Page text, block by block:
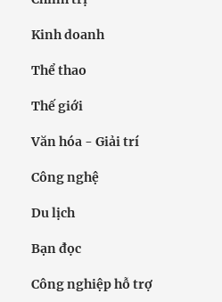
Kinh doanh
Thể thao
Thế giới
Văn hóa - Giải trí
Công nghệ
Du lịch
Bạn đọc
Công nghiệp hỗ trợ